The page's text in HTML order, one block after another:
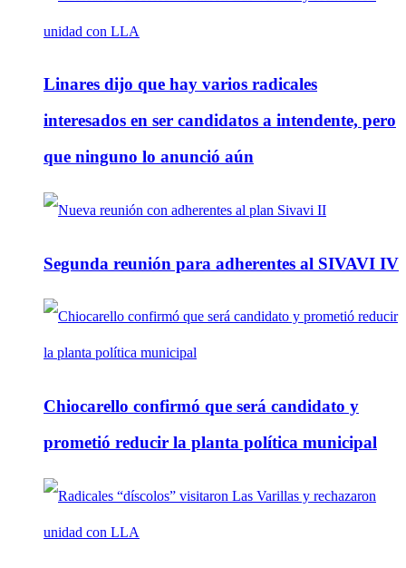
Linares dijo que hay varios radicales
interesados en ser candidatos a intendente, pero
que ninguno lo anunció aún
Segunda reunión para adherentes al SIVAVI IV
Chiocarello confirmó que será candidato y
prometió reducir la planta política municipal